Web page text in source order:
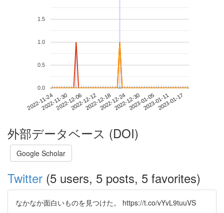
2022-11-242022-11-302022-12-062022-12-122022-12-182022-12-242022-12-302023-01-052023-01-112023-01-17
0.0
0.5
1.0
1.5
外部データベース (DOI)
Google Scholar
Twitter (5 users, 5 posts, 5 favorites)
なかなか面白いものを見つけた。 https://t.co/vYvL9tuuVS